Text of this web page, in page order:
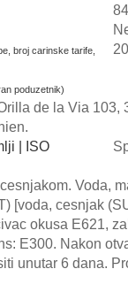
broj carinske tarife,
poduzetnik)
de la Via 103,
| ISO
Voda,
[voda, cesnjak
okusa E621,
E300. Nakon
unutar 6 dana.